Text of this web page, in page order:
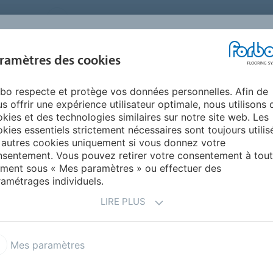
FRANCE
BLOG &
REALISATIONS
FAQ AIDE
pour agrandir une pièce ?
SOL LVT POUR
? AVEC QUEL
?
privilégiez certains formats et couleurs.
refléter la lumière.
d’espace plus ouvert.
la profondeur.
des cookies
respecte et protège vos données personnelles. Afin de
offrir une expérience utilisateur optimale, nous utilisons
et des technologies similaires sur notre site web. Les
essentiels strictement nécessaires sont toujours
cookies uniquement si vous donnez votre
Vous pouvez retirer votre consentement à tout
sous « Mes paramètres » ou effectuer des
individuels.
LIRE PLUS
Mes paramètres